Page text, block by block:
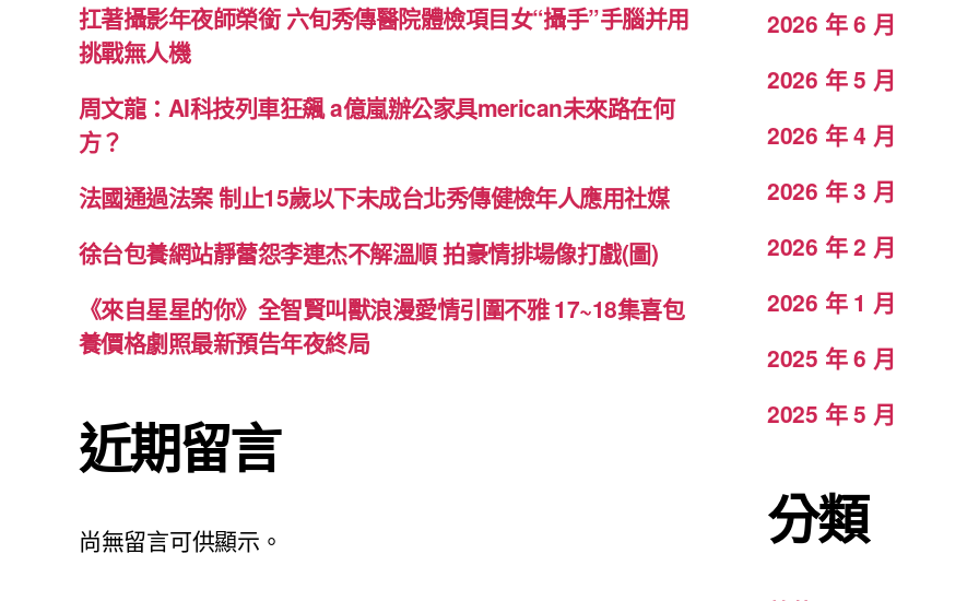
扛著攝影年夜師榮銜 六旬秀傳醫院體檢項目女“攝手”手腦并用
挑戰無人機
周文龍：AI科技列車狂飆 a億嵐辦公家具merican未來路在何
方？
法國通過法案 制止15歲以下未成台北秀傳健檢年人應用社媒
徐台包養網站靜蕾怨李連杰不解溫順 拍豪情排場像打戲(圖)
《來自星星的你》全智賢叫獸浪漫愛情引圍不雅 17~18集喜包
養價格劇照最新預告年夜終局
近期留言
尚無留言可供顯示。
2026 年 6 月
2026 年 5 月
2026 年 4 月
2026 年 3 月
2026 年 2 月
2026 年 1 月
2025 年 6 月
2025 年 5 月
分類